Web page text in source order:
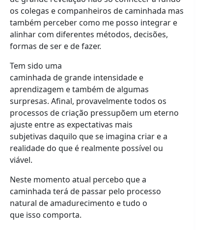
os colegas e companheiros de caminhada mas
também perceber como me posso integrar e
alinhar com diferentes métodos, decisões,
formas de ser e de fazer.
Tem sido uma
caminhada de grande intensidade e
aprendizagem e também de algumas
surpresas. Afinal, provavelmente todos os
processos de criação pressupõem um eterno
ajuste entre as expectativas mais
subjetivas daquilo que se imagina criar e a
realidade do que é realmente possível ou
viável.
Neste momento atual percebo que a
caminhada terá de passar pelo processo
natural de amadurecimento e tudo o
que isso comporta.